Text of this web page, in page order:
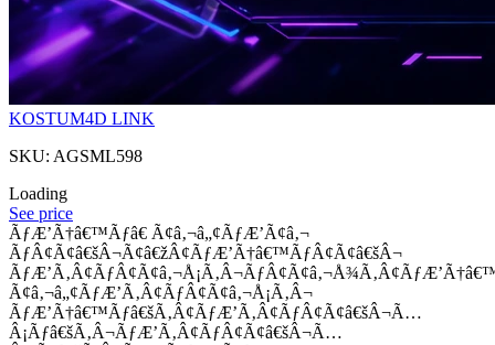
KOSTUM4D LINK
SKU: AGSML598
Loading
See price
ÃƒÆ’Ã†â€™Ãƒâ€ Ã¢â‚¬â„¢ÃƒÆ’Ã¢â‚¬
ÃƒÂ¢Ã¢â€šÂ¬Ã¢â€žÂ¢ÃƒÆ’Ã†â€™ÃƒÂ¢Ã¢â€šÂ¬
Ã¢â‚¬â„¢ÃƒÆ’Ã‚Â¢ÃƒÂ¢Ã¢â‚¬Å¡Ã‚Â¬
ÃƒÆ’Ã†â€™Ãƒâ€šÃ‚Â¢ÃƒÆ’Ã‚Â¢ÃƒÂ¢Ã¢â€šÂ¬Ã…
Â¡Ãƒâ€šÃ‚Â¬ÃƒÆ’Ã‚Â¢ÃƒÂ¢Ã¢â€šÂ¬Ã…